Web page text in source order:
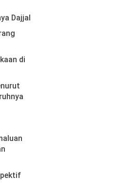
Dajjal
di